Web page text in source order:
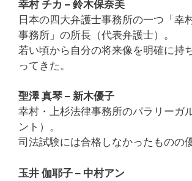
幸村 チカ – 鈴木保奈美
日本の四大弁護士事務所の一つ「幸
事務所」の所長（代表弁護士）。
若い頃から自分の将来像を明確に持
ってきた。
聖澤 真琴 – 新木優子
幸村・上杉法律事務所のパラリーガ
ント）。
司法試験には合格しなかったものの
玉井 伽耶子 – 中村アン